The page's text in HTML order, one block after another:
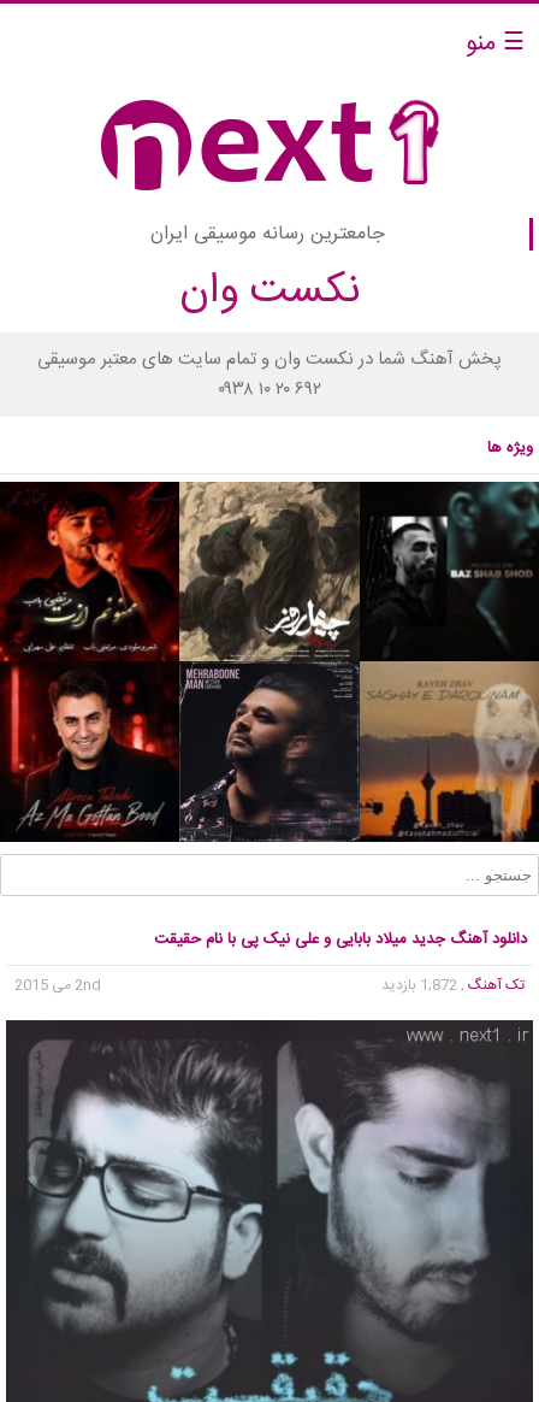
☰ منو
جامعترین رسانه موسیقی ایران
نکست وان
پخش آهنگ شما در نکست وان و تمام سایت های معتبر موسیقی
۰۹۳۸ ۱۰ ۲۰ ۶۹۲
ویژه ها
دانلود آهنگ جدید میلاد بابایی و علی نیک پی با نام حقیقت
تک آهنگ , 1,872 بازدید 2nd می 2015